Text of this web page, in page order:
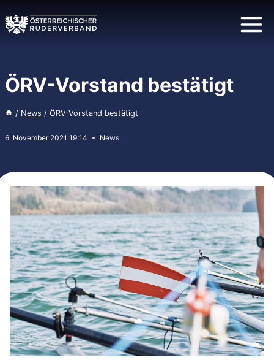
Inhalt
springen
ÖRV-Vorstand bestätigt
/ News / ÖRV-Vorstand bestätigt
6. November 2021 19:14 News